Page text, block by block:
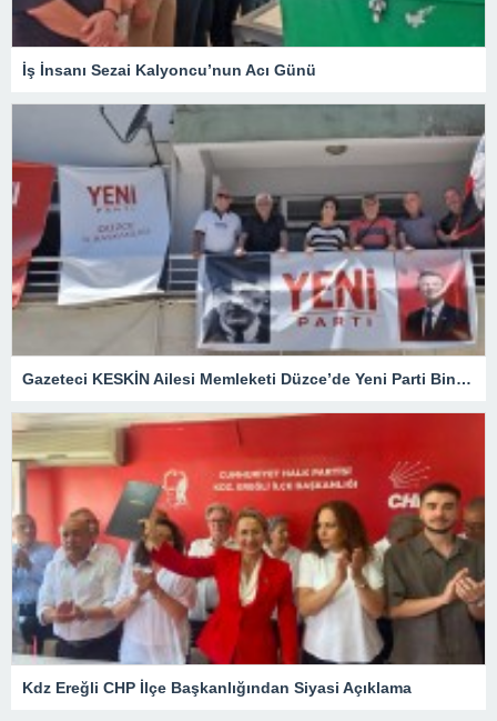
İş İnsanı Sezai Kalyoncu’nun Acı Günü
Gazeteci KESKİN Ailesi Memleketi Düzce’de Yeni Parti Binasını Ziyaret Etti
Kdz Ereğli CHP İlçe Başkanlığından Siyasi Açıklama